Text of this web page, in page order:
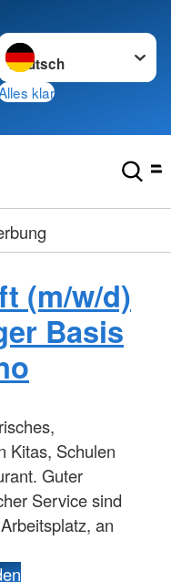
wechseln zu
klar
(m/w/d)
Basis
Kitas, Schulen
Guter
Service sind
an